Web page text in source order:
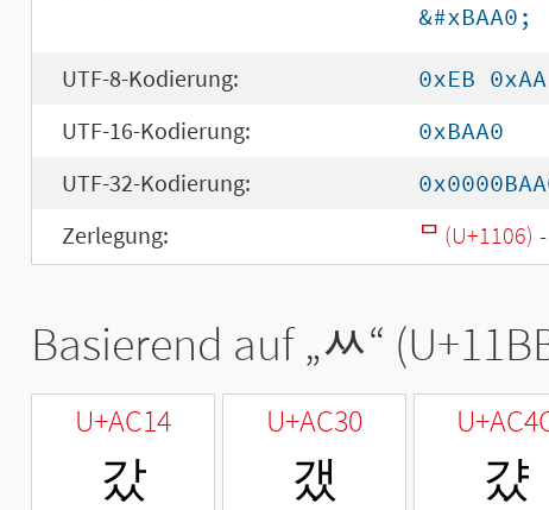
&#xBAA0;
UTF-8-Kodierung:
0xEB
UTF-16-Kodierung:
0xBAA0
UTF-32-Kodierung:
Zerlegung:
ᄆ (U+1106) -
Basierend auf „ᆻ“
U+AC14
갔
U+AC30
갰 걌